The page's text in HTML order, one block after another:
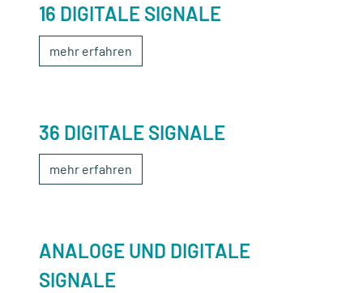
16 DIGITALE SIGNALE
mehr erfahren
36 DIGITALE SIGNALE
mehr erfahren
ANALOGE UND DIGITALE
SIGNALE